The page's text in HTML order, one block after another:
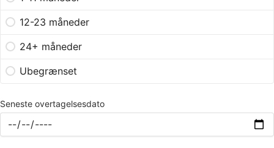
12-23 måneder
24+ måneder
Ubegrænset
Seneste overtagelsesdato